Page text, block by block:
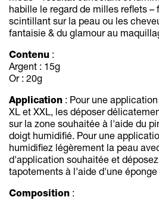
habille le regard de milles reflets –
scintillant sur la peau ou les
fantaisie & du glamour au
Contenu :
Argent : 15g
Or : 20g
Application : Pour une
XL et XXL, les déposer
sur la zone souhaitée à l'aide du
doigt humidifié. Pour une
humidifiez légèrement la peau
d'application souhaitée et
tapotements à l'aide d'une
Composition :